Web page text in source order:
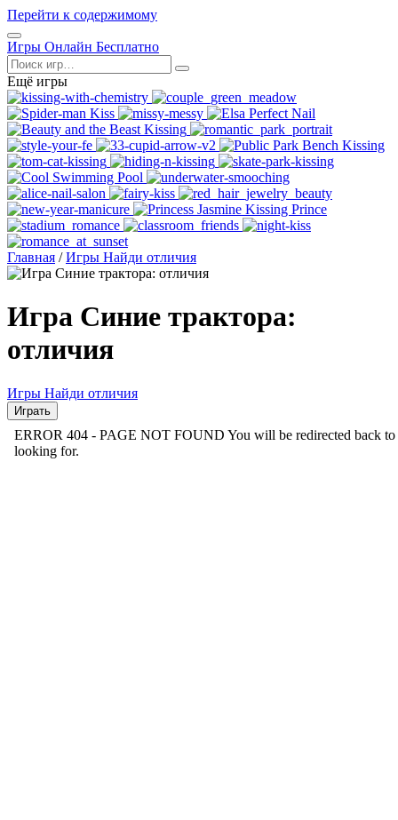
Перейти к содержимому
Открыть
меню
Игры Онлайн Бесплатно
Поиск
Ещё игры
Главная / Игры Найди отличия
Игра Синие трактора:
отличия
Игры Найди отличия
Играть